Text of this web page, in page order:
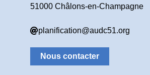
51000 Châlons-en-Champagne
planification@audc51.org
Nous contacter